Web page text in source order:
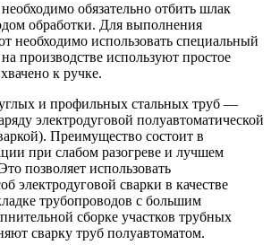
обязательно отбить шлак
обработки. Для выполнения
необходимо использовать специальный
производстве используют простое
к ручке.
и профильных стальных труб —
электродуговой полуавтоматической
Преимущество состоит в
при слабом разогреве и лучшем
позволяет использовать
электродуговой сварки в качестве
трубопроводов с большим
сборке участков трубных
сварку труб полуавтоматом.